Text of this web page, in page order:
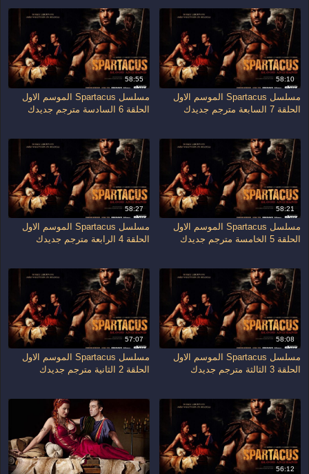
58:10
مسلسل Spartacus الموسم الاول
الحلقة 7 السابعة مترجم جديدك
58:55
مسلسل Spartacus الموسم الاول
الحلقة 6 السادسة مترجم جديدك
58:21
مسلسل Spartacus الموسم الاول
الحلقة 5 الخامسة مترجم جديدك
58:27
مسلسل Spartacus الموسم الاول
الحلقة 4 الرابعة مترجم جديدك
58:08
مسلسل Spartacus الموسم الاول
الحلقة 3 الثالثة مترجم جديدك
57:07
مسلسل Spartacus الموسم الاول
الحلقة 2 الثانية مترجم جديدك
56:12